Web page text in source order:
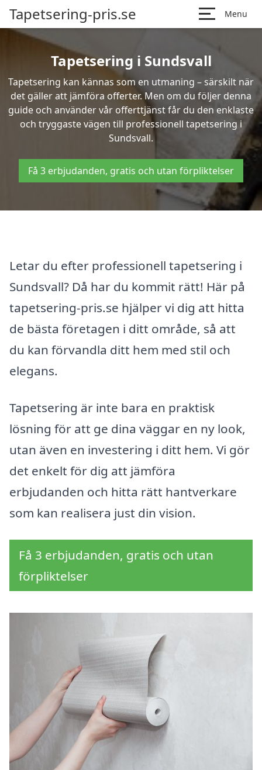
Tapetsering-pris.se Menu
Tapetsering i Sundsvall
Tapetsering kan kännas som en utmaning – särskilt när
det gäller att jämföra offerter. Men om du följer denna
guide och använder vår offerttjänst får du den enklaste
och tryggaste vägen till professionell tapetsering i
Sundsvall.
Få 3 erbjudanden, gratis och utan förpliktelser
Letar du efter professionell tapetsering i
Sundsvall? Då har du kommit rätt! Här på
tapetsering-pris.se hjälper vi dig att hitta
de bästa företagen i ditt område, så att
du kan förvandla ditt hem med stil och
elegans.
Tapetsering är inte bara en praktisk
lösning för att ge dina väggar en ny look,
utan även en investering i ditt hem. Vi gör
det enkelt för dig att jämföra
erbjudanden och hitta rätt hantverkare
som kan realisera just din vision.
Få 3 erbjudanden, gratis och utan
förpliktelser